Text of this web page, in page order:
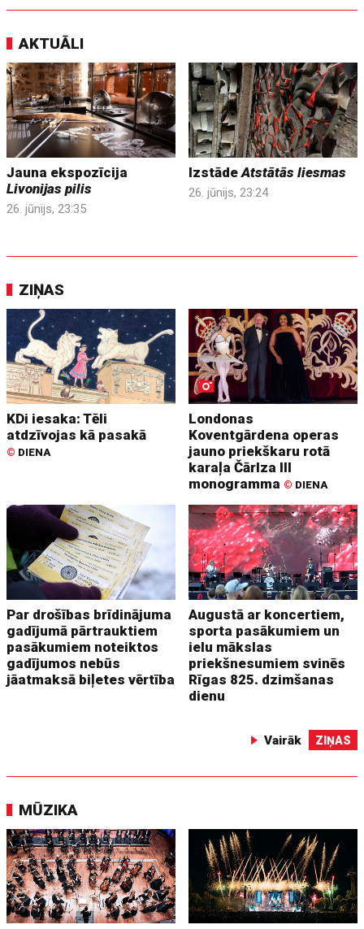
AKTUĀLI
Jauna ekspozīcija
Livonijas pilis
26. jūnijs, 23:35
IzstādeAtstātās liesmas
26. jūnijs, 23:24
ZIŅAS
KDi iesaka: Tēli
atdzīvojas kā pasakā
© DIENA
Londonas
Koventgārdena operas
jauno priekškaru rotā
karaļa Čārlza III
monogramma © DIENA
Par drošības brīdinājuma
gadījumā pārtrauktiem
pasākumiem noteiktos
gadījumos nebūs
jāatmaksā biļetes vērtība
Augustā ar koncertiem,
sporta pasākumiem un
ielu mākslas
priekšnesumiem svinēs
Rīgas 825. dzimšanas
dienu
Vairāk ZIŅAS
MŪZIKA